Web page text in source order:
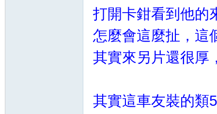
打開卡鉗看到他的
怎麼會這麼扯，這
其實來另片還很厚
其實這車友裝的類